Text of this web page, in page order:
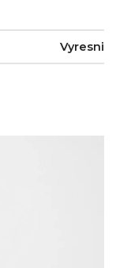
Vyresni